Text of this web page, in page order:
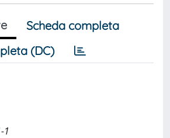
Scheda completa
(DC)
1